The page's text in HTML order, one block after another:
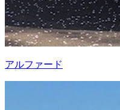
アルファード